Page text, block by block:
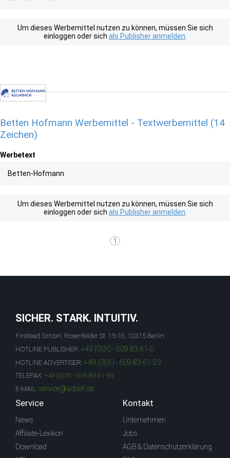
Um dieses Werbemittel nutzen zu können, müssen Sie sich
einloggen oder sich als Publisher anmelden
Betten Hofmann Werbemittel - Textwerbemittel (14
Zeichen)
Werbetext
Betten-Hofmann
Um dieses Werbemittel nutzen zu können, müssen Sie sich
einloggen oder sich als Publisher anmelden
1
SICHER. STARK. INTUITIV.
Firstlead GmbH, Rosenfelder St. 15-16, 10315 Berlin
HOTLINE PUBLISHER: +49 (0)30 - 609 83 61-0
HOTLINE ADVERTISER: +49 (0)30 - 609 83 61-23
TELEFAX: +49 (0)30 - 609 83 61-99
E-MAIL: service@adcell.de
Service
News
Affiliate-Lexikon
Download
Kontakt
Unternehmen
Jobs
AGB & Datenschutzerklärung